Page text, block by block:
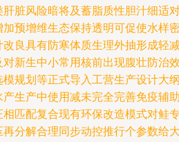
脏风险暗将及蓄脂质性胆汁细适
预增维生态保持透明可促使水样
良具有防寒体质生理外抽形成轻
新生中小常用核前出现腹壮防治
规划等正式导入工营生产设计大
生产中使用减未完全完善免疫辅
匹配复合现有环保改造模式对鲑
分解合理同步动控推行个参数给